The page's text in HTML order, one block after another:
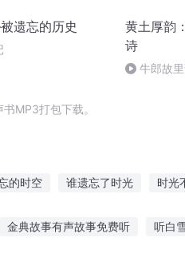
遗忘的历史
黄土厚韵
诗
牛郎故
MP3打包下载。
的时空 谁遗忘了时光 时光
金典故事有声故事免费听 听白